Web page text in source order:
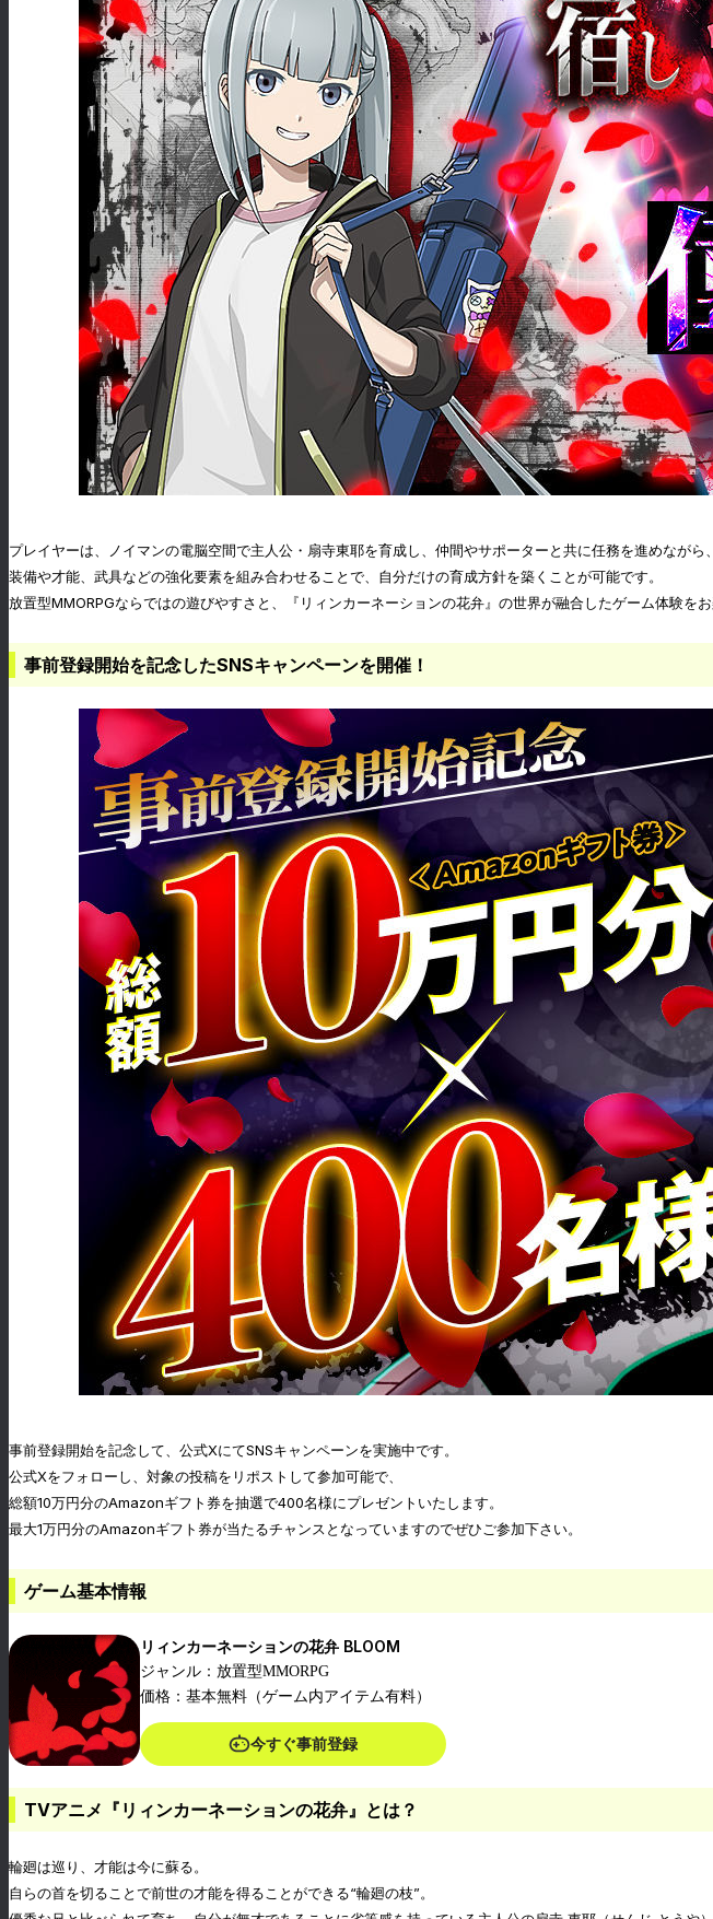
プレイヤーは、ノイマンの電脳空間で主人公・扇寺東耶を育成し、仲間やサポーターと共に任務を進めながら
装備や才能、武具などの強化要素を組み合わせることで、自分だけの育成方針を築くことが可能です。
放置型MMORPGならではの遊びやすさと、『リィンカーネーションの花弁』の世界が融合したゲーム体験をお
事前登録開始を記念したSNSキャンペーンを開催！
事前登録開始を記念して、公式XにてSNSキャンペーンを実施中です。
公式Xをフォローし、対象の投稿をリポストして参加可能で、
総額10万円分のAmazonギフト券を抽選で400名様にプレゼントいたします。
最大1万円分のAmazonギフト券が当たるチャンスとなっていますのでぜひご参加下さい。
ゲーム基本情報
リィンカーネーションの花弁 BLOOM
ジャンル：放置型MMORPG
価格：基本無料（ゲーム内アイテム有料）
今すぐ事前登録
TVアニメ『リィンカーネーションの花弁』とは？
輪廻は巡り、才能は今に蘇る。
自らの首を切ることで前世の才能を得ることができる“輪廻の枝”。